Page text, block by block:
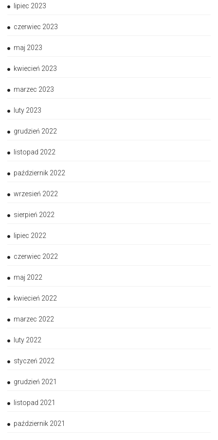
lipiec 2023
czerwiec 2023
maj 2023
kwiecień 2023
marzec 2023
luty 2023
grudzień 2022
listopad 2022
październik 2022
wrzesień 2022
sierpień 2022
lipiec 2022
czerwiec 2022
maj 2022
kwiecień 2022
marzec 2022
luty 2022
styczeń 2022
grudzień 2021
listopad 2021
październik 2021